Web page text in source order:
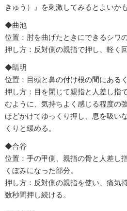
きゅう）』を刺激してみるとよいか
◆曲池
位置：肘を曲げたときにできるシワ
押し方：反対側の親指で押し、軽く
◆睛明
位置：目頭と鼻の付け根の間にあるく
押し方：目を閉じて親指と人差し指
むように、気持ちよく感じる程度の
ほどかけてゆっくり押し、息を吸い
くりと緩める。
◆合谷
位置：手の甲側、親指の骨と人差し
くぼみになった部分。
押し方：反対側の親指を使い、痛気
数秒間押し続ける。